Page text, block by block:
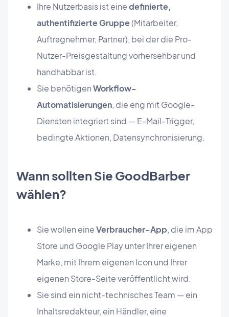
Ihre Nutzerbasis ist einedefinierte,
authentifizierte Gruppe(Mitarbeiter,
Auftragnehmer, Partner), bei der die Pro-
Nutzer-Preisgestaltung vorhersehbar und
handhabbar ist.
Sie benötigenWorkflow-
Automatisierungen, die eng mit Google-
Diensten integriert sind — E-Mail-Trigger,
bedingte Aktionen, Datensynchronisierung.
Wann sollten Sie GoodBarber
wählen?
Sie wollen eineVerbraucher-App, die im App
Store und Google Play unter Ihrer eigenen
Marke, mit Ihrem eigenen Icon und Ihrer
eigenen Store-Seite veröffentlicht wird.
Sie sind ein nicht-technisches Team — ein
Inhaltsredakteur, ein Händler, eine